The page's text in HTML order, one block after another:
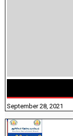
September 28, 2021